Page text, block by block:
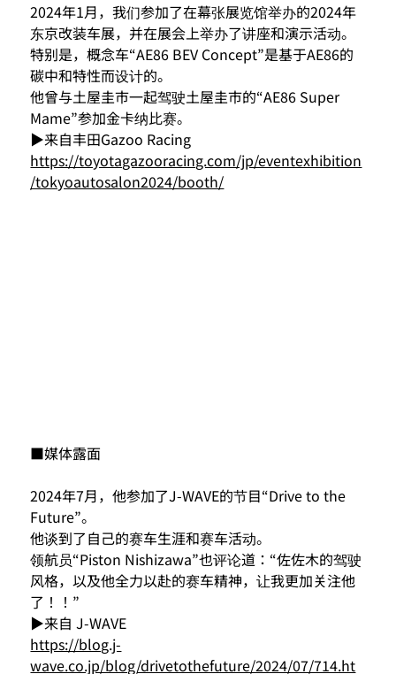
2024年1月，我们参加了在幕张展览馆举办的2024年
东京改装车展，并在展会上举办了讲座和演示活动。
特别是，概念车“AE86 BEV Concept”是基于AE86的
碳中和特性而设计的。
他曾与土屋圭市一起驾驶土屋圭市的“AE86 Super
Mame”参加金卡纳比赛。
▶来自丰田Gazoo Racing
https://toyotagazooracing.com/jp/eventexhibition
/tokyoautosalon2024/booth/
■媒体露面
2024年7月，他参加了J-WAVE的节目“Drive to the
Future”。
他谈到了自己的赛车生涯和赛车活动。
领航员“Piston Nishizawa”也评论道：“佐佐木的驾驶
风格，以及他全力以赴的赛车精神，让我更加关注他
了！！”
▶来自 J-WAVE
https://blog.j-
wave.co.jp/blog/drivetothefuture/2024/07/714.ht